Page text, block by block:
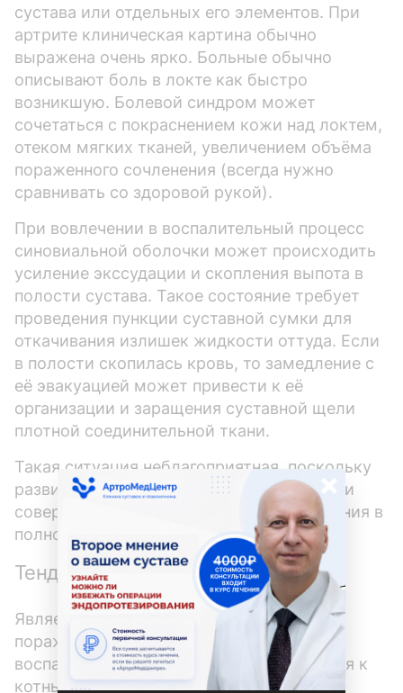
сустава или отдельных его элементов. При
артрите клиническая картина обычно
выражена очень ярко. Больные обычно
описывают боль в локте как быстро
возникшую. Болевой синдром может
сочетаться с покраснением кожи над локтем,
отеком мягких тканей, увеличением объёма
пораженного сочленения (всегда нужно
сравнивать со здоровой рукой).
При вовлечении в воспалительный процесс
синовиальной оболочки может происходить
усиление экссудации и скопления выпота в
полости сустава. Такое состояние требует
проведения пункции суставной сумки для
откачивания излишек жидкости оттуда. Если
в полости скопилась кровь, то замедление с
её эвакуацией может привести к её
организации и заращения суставной щели
плотной соединительной ткани.
Такая ситуация неблагоприятная, поскольку
развивается анкилоз (утрата способности
совершать активные и пассивные движения в
полном объеме).
Тендинит
Является воспалительной патологией,
поражающей сухожилия мышц. При
воспалении сухожилий, которые крепятся к
котным элементам, входящих в состав